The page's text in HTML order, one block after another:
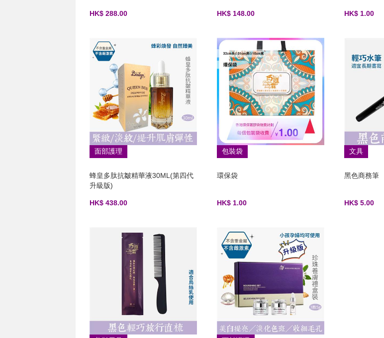
HK$ 288.00 HK$ 148.00 HK$ 1.00
面部護理
蜂皇多肽抗皺精華液30ML(第四代
升級版)
HK$ 438.00
包裝袋
環保袋
HK$ 1.00
文具
黑色商務筆
HK$ 5.00